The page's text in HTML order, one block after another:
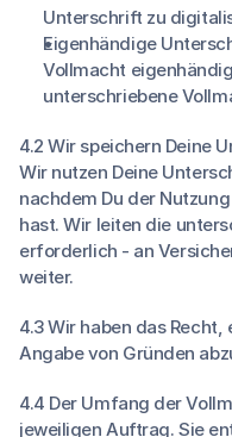
Unterschrift zu
Eigenhändige
Vollmacht
unterschriebene
4.2 Wir speichern Deine
Wir nutzen Deine
nachdem Du der
hast. Wir leiten die
erforderlich - an
weiter.
4.3 Wir haben das
Angabe von Gründen
4.4 Der Umfang der
jeweiligen Auftrag. Sie